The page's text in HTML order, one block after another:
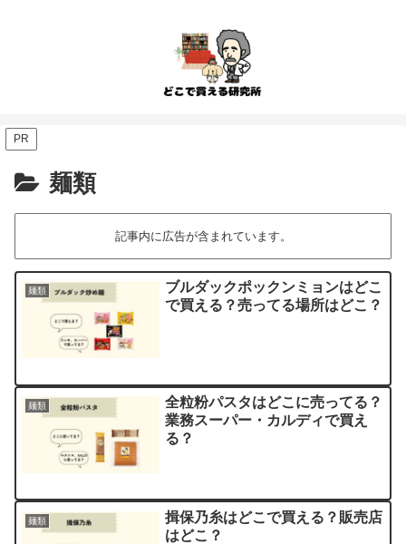
PR
麺類
記事内に広告が含まれています。
麺類
ブルダックポックンミョンはどこ
で買える？売ってる場所はどこ？
麺類
全粒粉パスタはどこに売ってる？
業務スーパー・カルディで買え
る？
麺類
揖保乃糸はどこで買える？販売店
はどこ？